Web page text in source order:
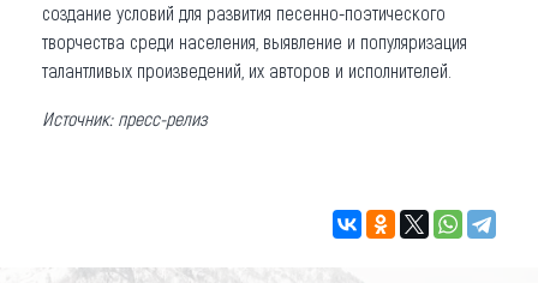
создание условий для развития песенно-поэтического
творчества среди населения, выявление и популяризация
талантливых произведений, их авторов и исполнителей.
Источник: пресс-релиз